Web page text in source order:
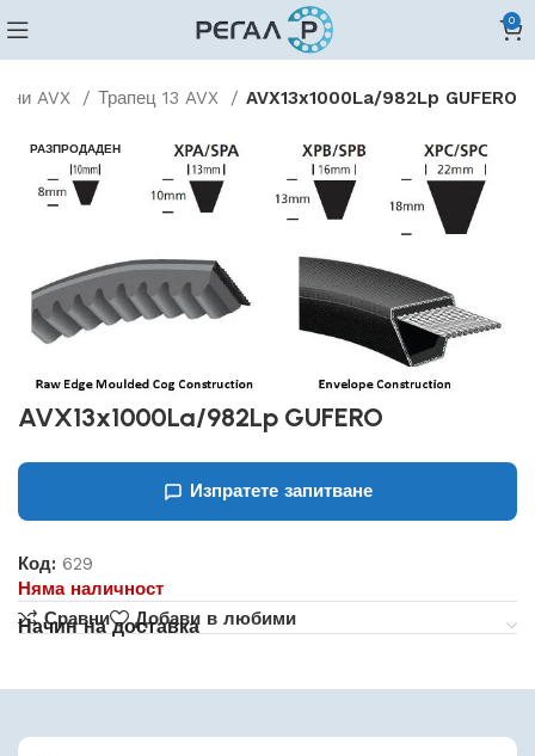
0
AVX Трапец 13 AVX AVX13x1000La/982Lp GUFERO
РАЗПРОДАДЕН
AVX13x1000La/982Lp GUFERO
Изпратете запитване
Код: 629
Няма наличност
Сравни
Добави в любими
Начин на доставка